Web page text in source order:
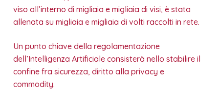
viso all’interno di migliaia e migliaia di visi, è stata
allenata su migliaia e migliaia di volti raccolti in rete.
Un punto chiave della regolamentazione
dell’Intelligenza Artificiale consisterà nello stabilire il
confine fra sicurezza, diritto alla privacy e
commodity.